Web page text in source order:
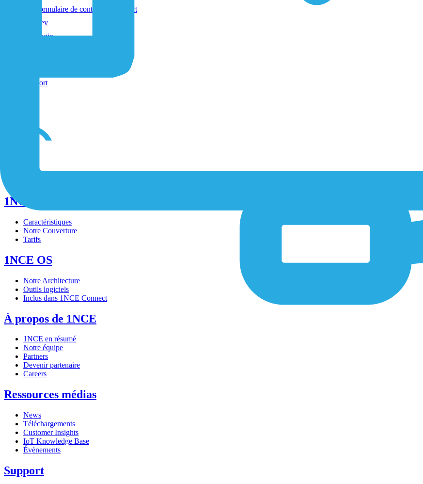
Formulaire de contact
Support
Dev
Login
Support
1NCE Connect
Caractéristiques
Notre Couverture
Tarifs
1NCE OS
Notre Architecture
Outils logiciels
Inclus dans 1NCE Connect
À propos de 1NCE
1NCE en résumé
Notre équipe
Partners
Devenir partenaire
Careers
Ressources médias
News
Téléchargements
Customer Insights
IoT Knowledge Base
Évènements
Support